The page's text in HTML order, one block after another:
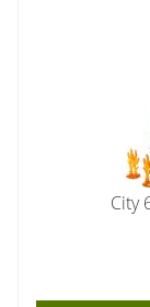
City